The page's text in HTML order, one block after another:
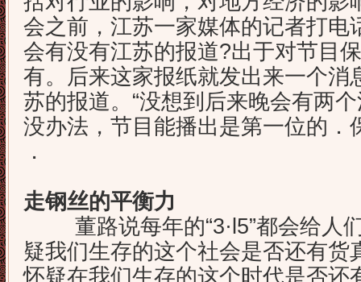
会之前，江苏一家媒体的记者打电
会有没有江苏的报道?出于对节目
有。后来这家报纸就发出来一个消
苏的报道。“没想到后来晚会有两
没办法，节目能播出是第一位的
．
走钢丝的平衡力
董路说每年的“3·l5”都会给人
疑我们生存的这个社会是否还有货
怀疑在我们生存的这个时代是否还